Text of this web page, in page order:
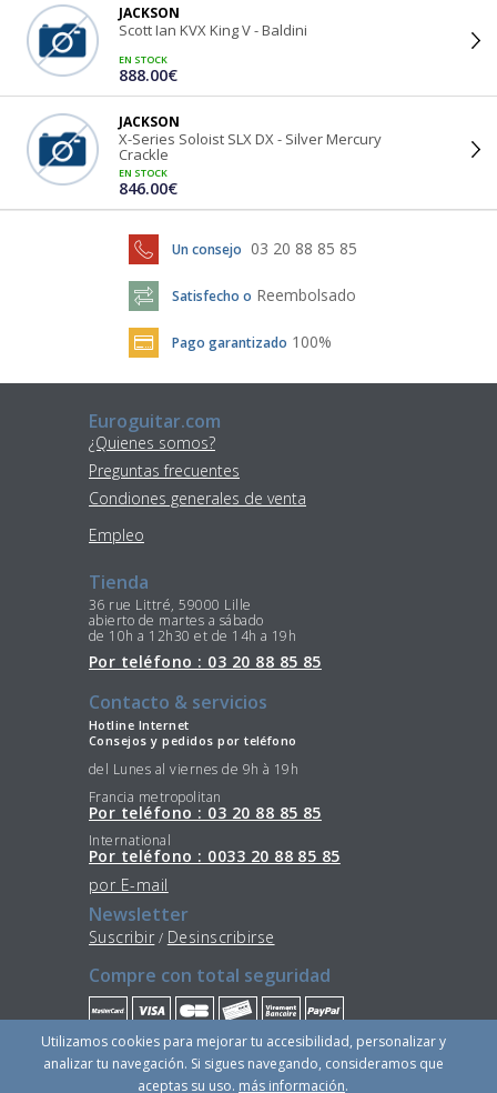
JACKSON
Scott Ian KVX King V - Baldini
EN STOCK
888.00€
JACKSON
X-Series Soloist SLX DX - Silver Mercury
Crackle
EN STOCK
846.00€
Un consejo 03 20 88 85 85
Satisfecho o Reembolsado
Pago garantizado 100%
Euroguitar.com
¿Quienes somos?
Preguntas frecuentes
Condiones generales de venta
Empleo
Tienda
36 rue Littré, 59000 Lille
abierto de martes a sábado
de 10h a 12h30 et de 14h a 19h
Por teléfono : 03 20 88 85 85
Contacto & servicios
Hotline Internet
Consejos y pedidos por teléfono
del Lunes al viernes de 9h à 19h
Francia metropolitan
Por teléfono : 03 20 88 85 85
International
Por teléfono : 0033 20 88 85 85
por E-mail
Newsletter
Suscribir / Desinscribirse
Compre con total seguridad
Quédese conectado
Utilizamos cookies para mejorar tu accesibilidad, personalizar y
analizar tu navegación. Si sigues navegando, consideramos que
aceptas su uso. más información.